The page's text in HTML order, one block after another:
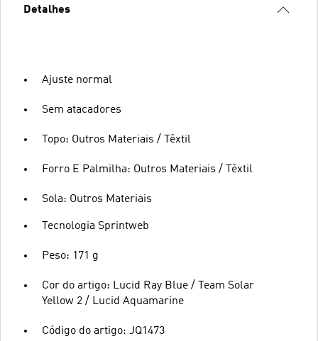
Detalhes
Ajuste normal
Sem atacadores
Topo: Outros Materiais / Têxtil
Forro E Palmilha: Outros Materiais / Têxtil
Sola: Outros Materiais
Tecnologia Sprintweb
Peso: 171 g
Cor do artigo: Lucid Ray Blue / Team Solar
Yellow 2 / Lucid Aquamarine
Código do artigo: JQ1473